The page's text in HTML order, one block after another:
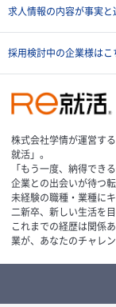
求人情報の内容が事実
採用検討中の企業様はこ
株式会社学情が運営す
就活」。
「もう一度、納得でき
企業との出会いが待つ転
未経験の職種・業種に
二新卒、新しい生活を目
これまでの経歴は関係
業が、あなたのチャレ